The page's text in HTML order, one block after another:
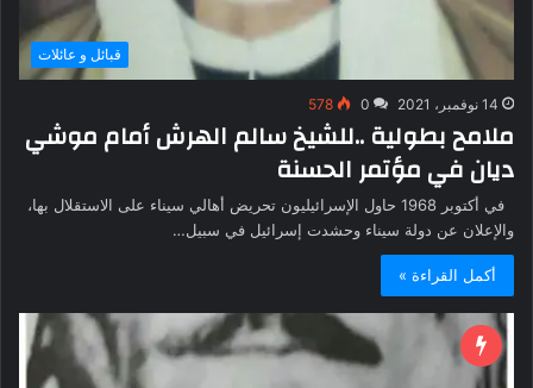
قبائل و عائلات
14 نوفمبر، 2021 0
578
ملامح بطولية ..للشيخ سالم الهرش أمام موشي
ديان في مؤتمر الحسنة
في أكتوبر 1968 حاول الإسرائيليون تحريض أهالي سيناء على الاستقلال بها،
والإعلان عن دولة سيناء وحشدت إسرائيل في سبيل…
أكمل القراءة »